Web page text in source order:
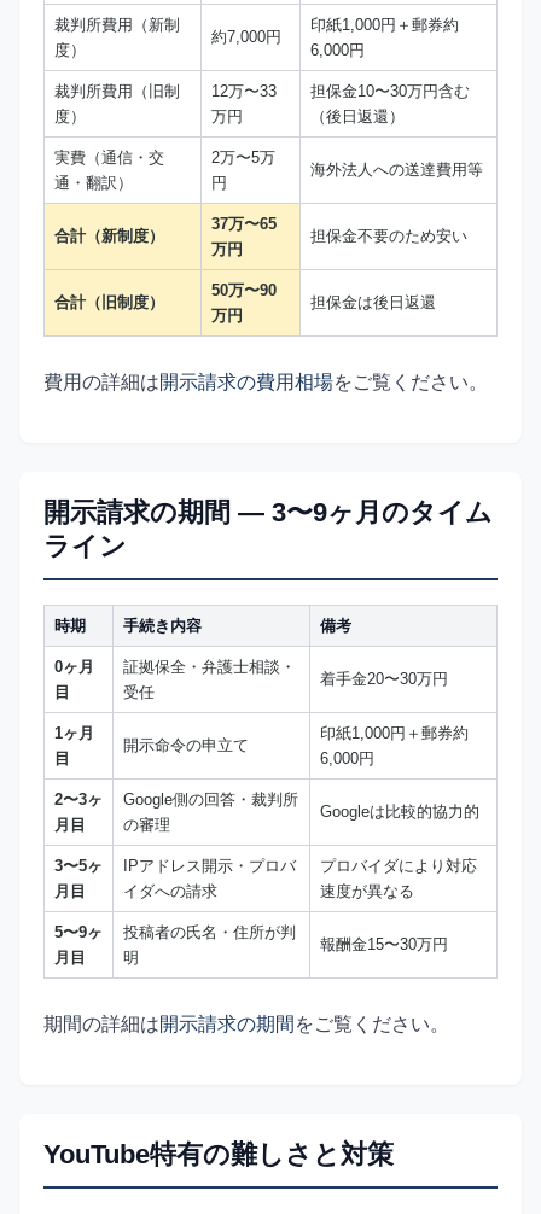
裁判所費用（新制
度）
約7,000円
印紙1,000円＋郵券約
6,000円
裁判所費用（旧制
度）
12万〜33
万円
担保金10〜30万円含む
（後日返還）
実費（通信・交
通・翻訳）
2万〜5万
円
海外法人への送達費用等
合計（新制度）
37万〜65
万円
担保金不要のため安い
合計（旧制度）
50万〜90
万円
担保金は後日返還
費用の詳細は開示請求の費用相場をご覧ください。
開示請求の期間 — 3〜9ヶ月のタイム
ライン
時期 手続き内容 備考
0ヶ月
目
証拠保全・弁護士相談・
受任
着手金20〜30万円
1ヶ月
目
開示命令の申立て
印紙1,000円＋郵券約
6,000円
2〜3ヶ
月目
Google側の回答・裁判所
の審理
Googleは比較的協力的
3〜5ヶ
月目
IPアドレス開示・プロバ
イダへの請求
プロバイダにより対応
速度が異なる
5〜9ヶ
月目
投稿者の氏名・住所が判
明
報酬金15〜30万円
期間の詳細は開示請求の期間 をご覧ください。
YouTube特有の難しさと対策